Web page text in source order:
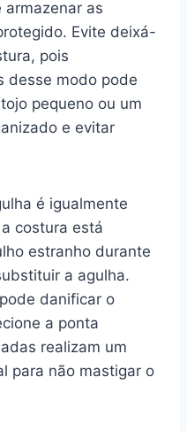
as
Evite deixá-
pois
desse modo pode
pequeno ou um
e evitar
é igualmente
costura está
estranho durante
a agulha.
danificar o
a ponta
realizam um
para não mastigar o